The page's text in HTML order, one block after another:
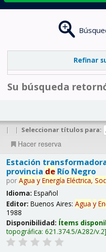
Refinar
Su búsqueda
| | Seleccionar títulos para:
Hacer reserva
Estación
provincia deRío Negro
por Agua y Energía Eléctrica,
Idioma: Español
Editor: Buenos Aires: Agua y
1988
Disponibilidad: Ítems
topográfica: 621.374.5/A282/v.2